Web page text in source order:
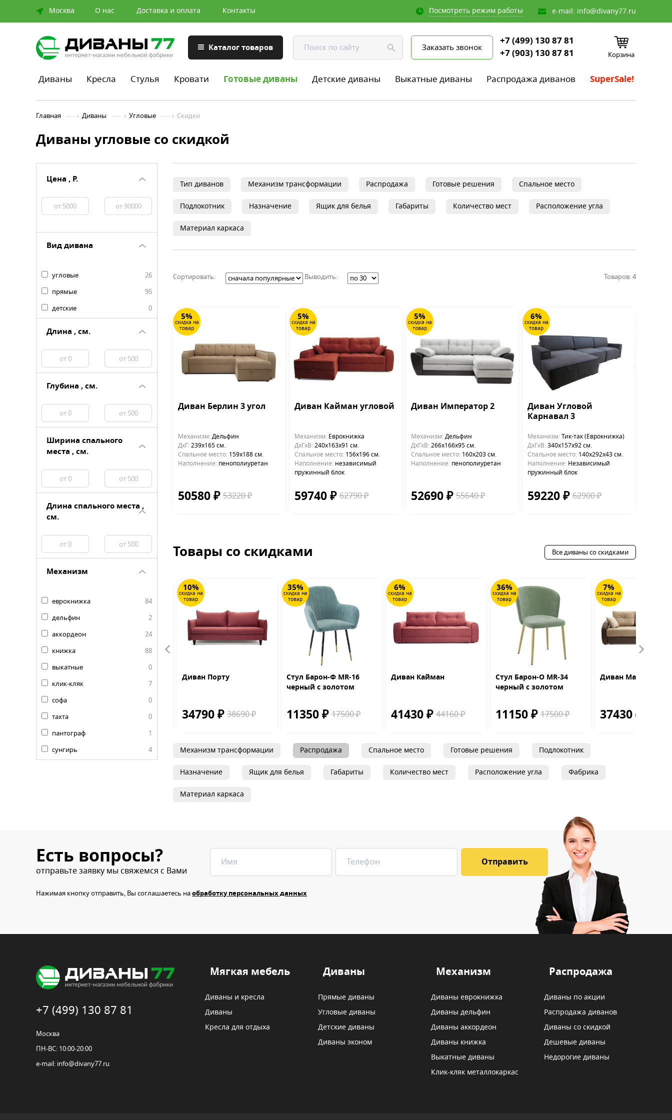
Москва О нас Доставка и оплата Контакты e-mail: info@divany77.ru
Посмотреть режим работы
Каталог товаров Заказать звонок
+7 (499) 130 87 81
+7 (903) 130 87 81
Корзина
Диваны Кресла Стулья Кровати Готовые диваны Детские диваны Выкатные диваны Распродажа диванов SuperSale!
Главная › Диваны › Угловые › Скидки
Диваны угловые со скидкой
Цена , Р.
Вид дивана
угловые
26
прямые
95
детские
0
Длина , см.
Глубина , см.
Ширина спального
места , см.
Длина спального места ,
см.
Механизм
еврокнижка
84
дельфин
2
аккордеон
24
книжка
88
выкатные
0
клик-кляк
7
софа
0
тахта
0
пантограф
1
сунгирь
4
Тип диванов Механизм трансформации Распродажа Готовые решения Спальное место
Подлокотник Назначение Ящик для белья Габариты Количество мест Расположение угла
Материал каркаса
Сортировать: Выводить: Товаров: 4
5%
скидка на
товар
Диван Берлин 3 угол
Механизм: Дельфин
ДхГ: 239х165 см.
Cпальное место: 159х188 см.
Наполнение: пенополиуретан
50580 ₽ 53220 ₽
5%
скидка на
товар
Диван Кайман угловой
Механизм: Еврокнижка
ДхГхВ: 240х163x91 см.
Cпальное место: 156х196 см.
Наполнение: независимый
пружинный блок
59740 ₽ 62790 ₽
5%
скидка на
товар
Диван Император 2
Механизм: Дельфин
ДхГхВ: 266х166x95 см.
Cпальное место: 160х203 см.
Наполнение: пенополиуретан
52690 ₽ 55640 ₽
6%
скидка на
товар
Диван Угловой
Карнавал 3
Механизм: Тик-так (Еврокнижка)
ДхГхВ: 340х157x92 см.
Cпальное место: 140х292х43 см.
Наполнение: Независимый
пружинный блок
59220 ₽ 62900 ₽
Товары со скидками Все диваны со скидками
40370 ₽
товар
MR-9 black
17500 ₽
10%
скидка на
товар
Диван Порту
34790 ₽ 38690 ₽
35%
скидка на
товар
Стул Барон-Ф MR-16
черный с золотом
11350 ₽ 17500 ₽
6%
скидка на
товар
Диван Кайман
41430 ₽ 44160 ₽
36%
скидка на
товар
Стул Барон-О MR-34
черный с золотом
11150 ₽ 17500 ₽
7%
скидка на
товар
Диван Мартин
37430 ₽
Механизм трансформации Распродажа Спальное место Готовые решения Подлокотник
Назначение Ящик для белья Габариты Количество мест Расположение угла Фабрика
Материал каркаса
Есть вопросы?
отправьте заявку мы свяжемся с Вами
Нажимая кнопку отправить, Вы соглашаетесь наобработку персональных данных
+7 (499) 130 87 81
Москва
ПН-ВС: 10:00-20:00
e-mail: info@divany77.ru
Мягкая мебель
Диваны и кресла
Диваны
Кресла для отдыха
Диваны
Прямые диваны
Угловые диваны
Детские диваны
Диваны эконом
Механизм
Диваны еврокнижка
Диваны дельфин
Диваны аккордеон
Диваны книжка
Выкатные диваны
Клик-кляк металлокаркас
Распродажа
Диваны по акции
Распродажа диванов
Диваны со скидкой
Дешевые диваны
Недорогие диваны